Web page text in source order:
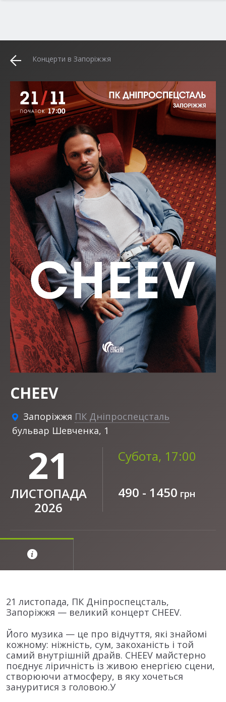
Концерти в Запоріжжя
CHEEV
Запоріжжя ПК Дніпроспецсталь
бульвар Шевченка, 1
21
ЛИСТОПАДА
2026
Субота, 17:00
490 - 1450 грн
21 листопада, ПК Дніпроспецсталь,
Запоріжжя — великий концерт CHEEV.
Його музика — це про відчуття, які знайомі
кожному: ніжність, сум, закоханість і той
самий внутрішній драйв. CHEEV майстерно
поєднує ліричність із живою енергією сцени,
створюючи атмосферу, в яку хочеться
зануритися з головою.У